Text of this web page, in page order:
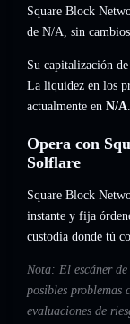
Square Block
de N/A, sin cambios
Su capitalización
La liquidez en los
actualmente en N/A.
Opera con
Solflare
Square Block
instante y fija
custodia donde tú
Nota: El escáner
posibles problemas
evaluaciones de